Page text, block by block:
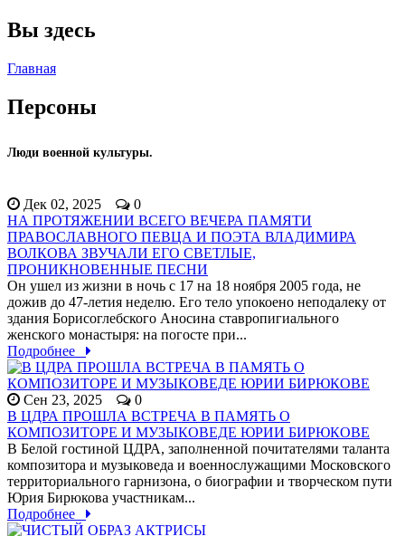
Вы здесь
Главная
Персоны
Люди военной культуры.
Дек 02, 2025
0
НА ПРОТЯЖЕНИИ ВСЕГО ВЕЧЕРА ПАМЯТИ
ПРАВОСЛАВНОГО ПЕВЦА И ПОЭТА ВЛАДИМИРА
ВОЛКОВА ЗВУЧАЛИ ЕГО СВЕТЛЫЕ,
ПРОНИКНОВЕННЫЕ ПЕСНИ
Он ушел из жизни в ночь с 17 на 18 ноября 2005 года, не
дожив до 47-летия неделю. Его тело упокоено неподалеку от
здания Борисоглебского Аносина ставропигиального
женского монастыря: на погосте при...
Подробнее
Сен 23, 2025
0
В ЦДРА ПРОШЛА ВСТРЕЧА В ПАМЯТЬ О
КОМПОЗИТОРЕ И МУЗЫКОВЕДЕ ЮРИИ БИРЮКОВЕ
В Белой гостиной ЦДРА, заполненной почитателями таланта
композитора и музыковеда и военнослужащими Московского
территориального гарнизона, о биографии и творческом пути
Юрия Бирюкова участникам...
Подробнее